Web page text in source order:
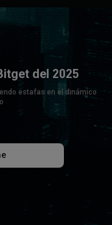
del 2025
estafas en el dinámico